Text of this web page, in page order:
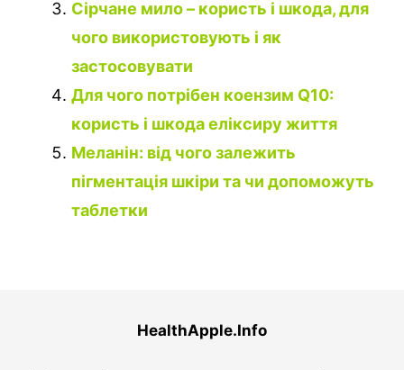
Сірчане мило – користь і шкода, для
чого використовують і як
застосовувати
Для чого потрібен коензим Q10:
користь і шкода еліксиру життя
Меланін: від чого залежить
пігментація шкіри та чи допоможуть
таблетки
HealthApple.Info